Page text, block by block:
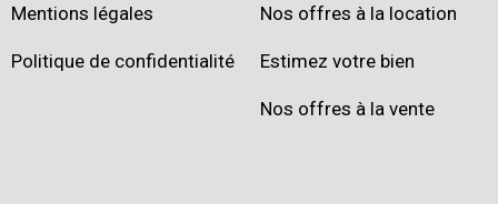
Mentions légales
Politique de confidentialité
Nos offres à la location
Estimez votre bien
Nos offres à la vente